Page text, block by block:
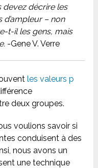
devez décrire les
– non
t-il les gens, mais
-Gene V. Verre
les valeurs p
deux groupes.
voulions savoir si
conduisent à des
nous avons un
une technique